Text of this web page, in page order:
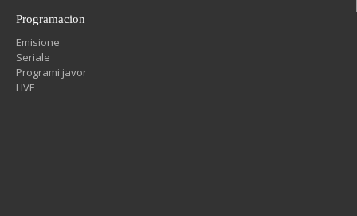
Programacion
Emisione
Seriale
Programi javor
LIVE